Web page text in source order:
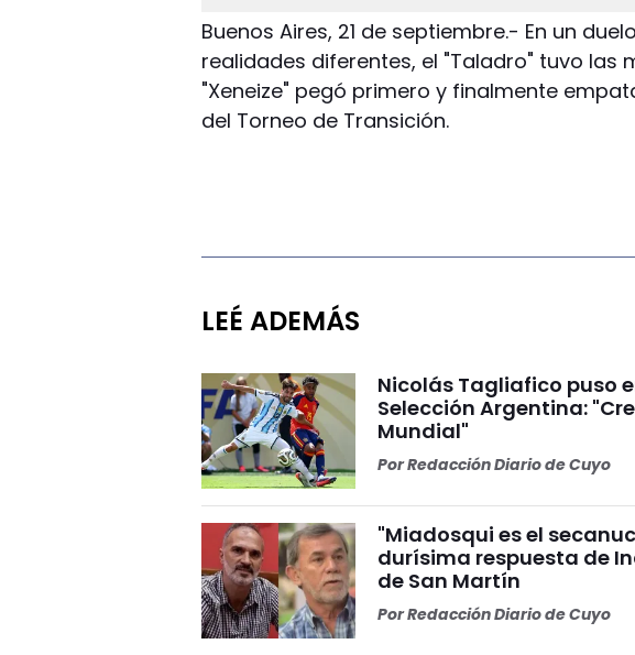
Buenos Aires, 21 de septiembre.- En un
realidades diferentes, el "Taladro" tuvo las
"Xeneize" pegó primero y finalmente
del Torneo de Transición.
LEÉ ADEMÁS
Nicolás Tagliafico puso
Selección Argentina:
Mundial"
PorRedacción Diario de Cuyo
"Miadosqui es el
durísima respuesta de
de San Martín
PorRedacción Diario de Cuyo